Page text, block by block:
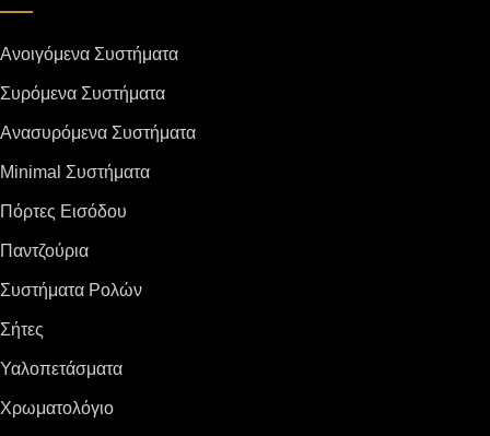
Ανοιγόμενα Συστήματα
Συρόμενα Συστήματα
Ανασυρόμενα Συστήματα
Minimal Συστήματα
Πόρτες Εισόδου
Παντζούρια
Συστήματα Ρολών
Σήτες
Υαλοπετάσματα
Χρωματολόγιο